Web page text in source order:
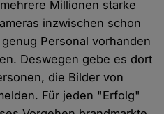
Millionen starke
inzwischen schon
Personal vorhanden
Deswegen gebe es dort
die Bilder von
Für jeden "Erfolg"